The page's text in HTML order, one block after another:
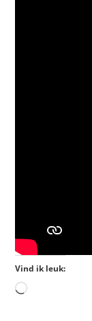
Vind ik leuk: